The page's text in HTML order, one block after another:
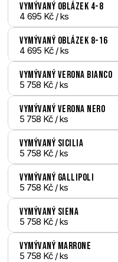
Vymývaný Oblázek 4-8
4 695 Kč / ks
Vymývaný Oblázek 8-16
4 695 Kč / ks
Vymývaný Verona bianco
5 758 Kč / ks
Vymývaný Verona nero
5 758 Kč / ks
Vymývaný Sicilia
5 758 Kč / ks
Vymývaný Gallipoli
5 758 Kč / ks
Vymývaný Siena
5 758 Kč / ks
Vymývaný Marrone
5 758 Kč / ks